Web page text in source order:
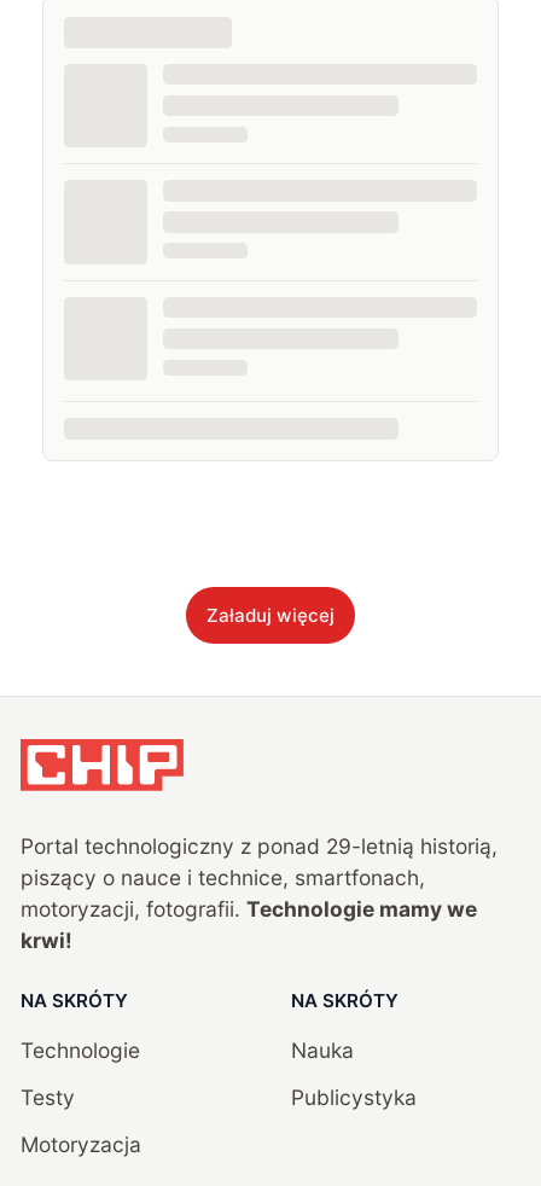
Załaduj więcej
Portal technologiczny z ponad 29-letnią historią,
piszący o nauce i technice, smartfonach,
motoryzacji, fotografii. Technologie mamy we
krwi!
NA SKRÓTY
Technologie
Testy
Motoryzacja
NA SKRÓTY
Nauka
Publicystyka